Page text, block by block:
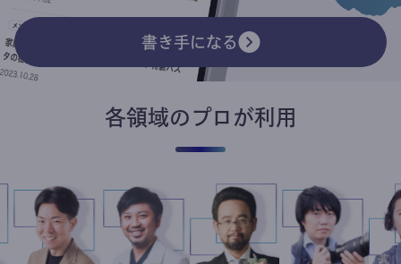
書き手になる
各領域のプロが利用